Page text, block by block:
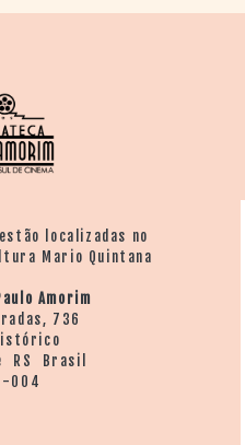
localizadas no
Mario Quintana
Amorim
736
RS Brasil
004